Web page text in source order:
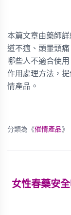
本篇文章由藥師
道不適、頭暈頭
哪些人不適合使
作用處理方法，
情產品。
分類為《催情產品》
女性春藥安